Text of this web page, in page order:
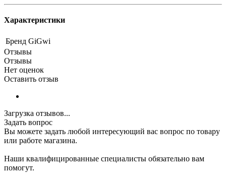
Характеристики
Бренд GiGwi
Отзывы
Отзывы
Нет оценок
Оставить отзыв
Загрузка отзывов...
Задать вопрос
Вы можете задать любой интересующий вас вопрос по товару
или работе магазина.
Наши квалифицированные специалисты обязательно вам
помогут.